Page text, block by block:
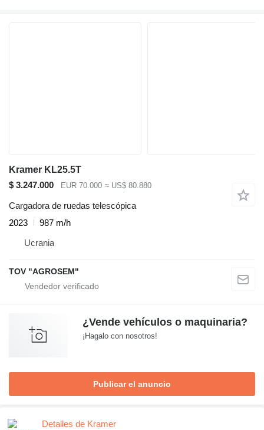
Kramer KL25.5T
$ 3.247.000
EUR 70.000 ≈ US$ 80.880
Cargadora de ruedas telescópica
2023
987 m/h
Ucrania
TOV "AGROSEM"
¿Vende vehículos o maquinaria?
¡Hagalo con nosotros!
Publicar el anuncio
Detalles de Kramer